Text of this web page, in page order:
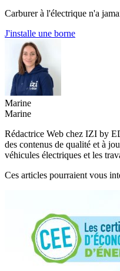
Carburer à l'électrique n'a
J'installe une borne
Marine
Marine
Rédactrice Web chez IZI by
des contenus de qualité et à
véhicules électriques et les
Ces articles pourraient vous